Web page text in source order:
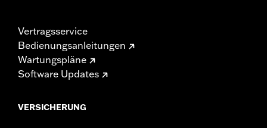
Vertragsservice
Bedienungsanleitungen
Wartungspläne
Software Updates
VERSICHERUNG